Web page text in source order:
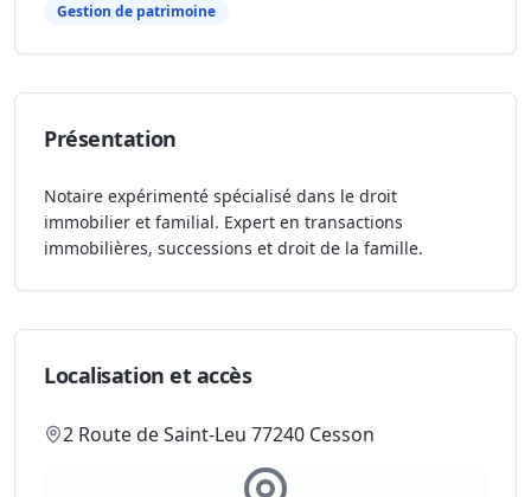
Gestion de patrimoine
Présentation
Notaire expérimenté spécialisé dans le droit
immobilier et familial. Expert en transactions
immobilières, successions et droit de la famille.
Localisation et accès
2 Route de Saint-Leu 77240 Cesson